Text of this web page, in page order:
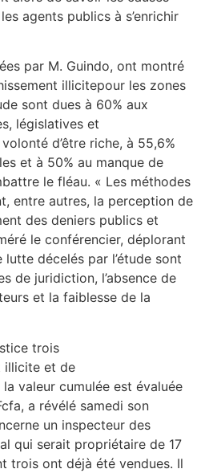
agents publics à s’enrichir
par M. Guindo, ont montré
illicitepour les zones
sont dues à 60% aux
législatives et
d’être riche, à 55,6%
et à 50% au manque de
le fléau. « Les méthodes
entre autres, la perception de
des deniers publics et
le conférencier, déplorant
décelés par l’étude sont
de juridiction, l’absence de
et la faiblesse de la
trois
illicite et de
valeur cumulée est évaluée
a révélé samedi son
un inspecteur des
qui serait propriétaire de 17
trois ont déjà été vendues. Il